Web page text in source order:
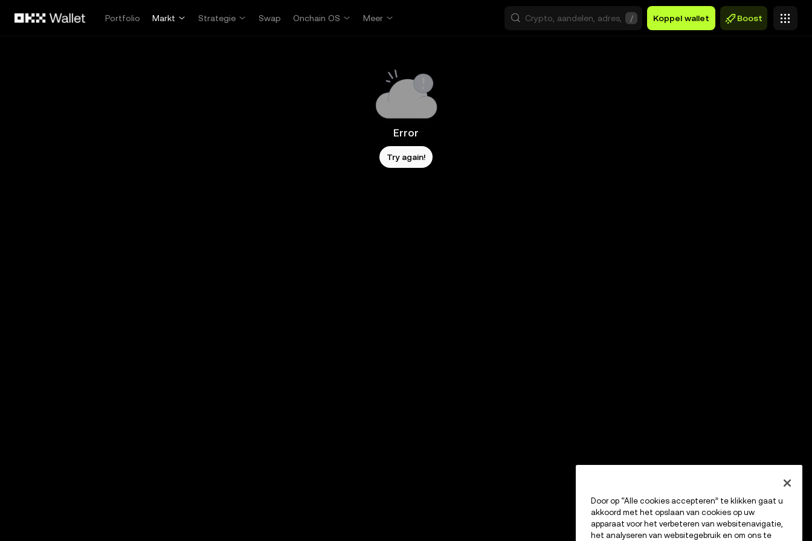
Portfolio
Markt Strategie Swap Onchain OS Meer / Koppel wallet Boost
Error
Try again!
Door op “Alle cookies accepteren” te klikken gaat u
akkoord met het opslaan van cookies op uw
apparaat voor het verbeteren van websitenavigatie,
het analyseren van websitegebruik en om ons te